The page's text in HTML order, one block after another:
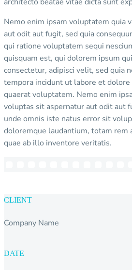
Nemo enim ipsam voluptatem quia
aut odit aut fugit, sed quia
qui ratione voluptatem sequi
quisquam est, qui dolorem ipsum
consectetur, adipisci velit, sed quia
tempora incidunt ut labore et dolore
quaerat voluptatem. Nemo enim
voluptas sit aspernatur aut odit aut
unde omnis iste natus error sit
doloremque laudantium, totam rem
quae ab illo inventore veritatis.
CLIENT
Company Name
DATE